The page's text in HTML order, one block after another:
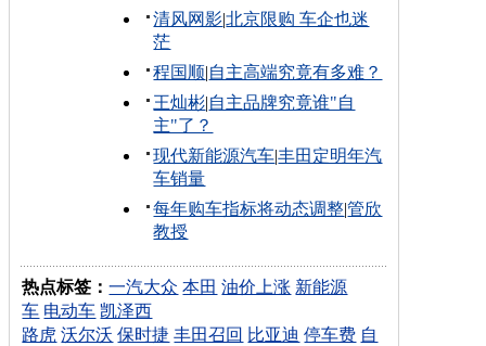
清风网影|北京限购 车企也迷
茫
程国顺|自主高端究竟有多难？
王灿彬|自主品牌究竟谁"自
主"了？
现代新能源汽车|丰田定明年汽
车销量
每年购车指标将动态调整|管欣
教授
热点标签：一汽大众 本田 油价上涨 新能源
车 电动车 凯泽西
路虎 沃尔沃 保时捷 丰田召回 比亚迪 停车费 自